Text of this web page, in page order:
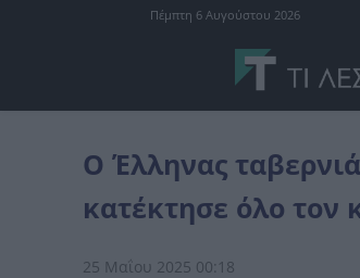
Πέμπτη 6 Αυγούστου 2026
Ο Έλληνας
κατέκτησε όλο τον
25 Μαΐου 2025 00:18